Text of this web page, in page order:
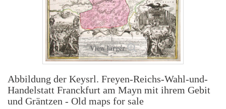
View larger
Abbildung der Keysrl. Freyen-Reichs-Wahl-und-
Handelstatt Franckfurt am Mayn mit ihrem Gebit
und Gräntzen - Old maps for sale